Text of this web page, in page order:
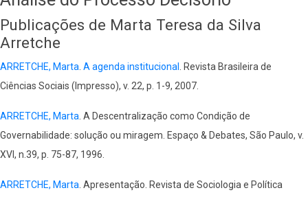
Publicações de Marta Teresa da Silva
Arretche
ARRETCHE, Marta A agenda institucional
. Revista Brasileira de
Ciências Sociais (Impresso), v. 22, p. 1-9, 2007.
ARRETCHE, Marta . A Descentralização como Condição de
Governabilidade: solução ou miragem. Espaço & Debates, São Paulo, v.
XVI, n.39, p. 75-87, 1996.
ARRETCHE, Marta . Apresentação. Revista de Sociologia e Política